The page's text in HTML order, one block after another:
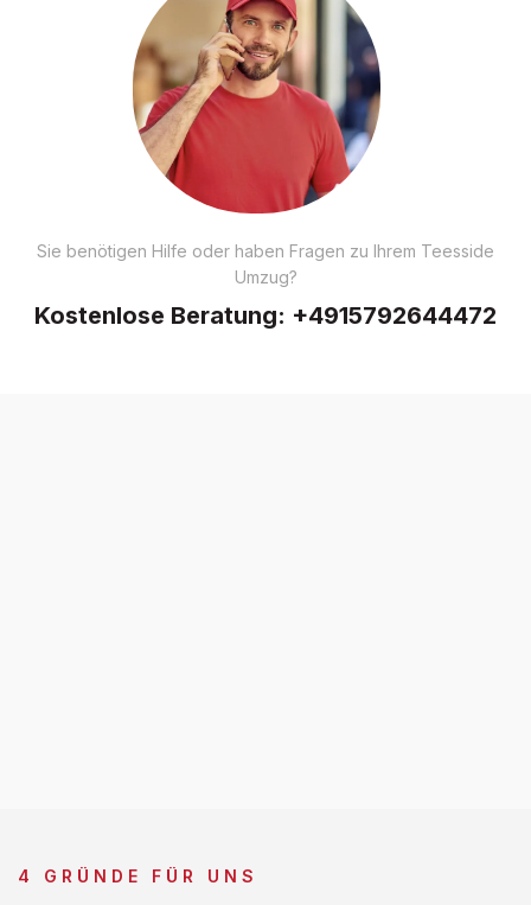
Sie benötigen Hilfe oder haben Fragen zu Ihrem Teesside
Umzug?
Kostenlose Beratung: +4915792644472
4 GRÜNDE FÜR UNS